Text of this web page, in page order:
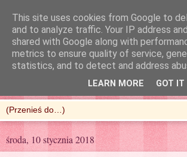
R'n'G Kitchen
środa, 10 stycznia 2018
This site uses cookies from Google to
and to analyze traffic. Your IP address
shared with Google along with
metrics to ensure quality of service,
statistics, and to detect and address
LEARN MORE GOT IT